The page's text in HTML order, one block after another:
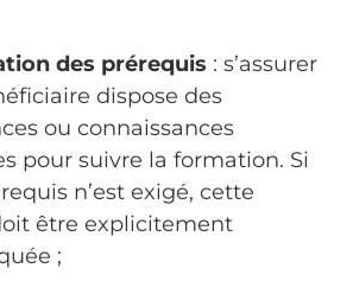
des prérequis : s’assurer
dispose des
ou connaissances
pour suivre la formation. Si
n’est exigé, cette
être explicitement
;